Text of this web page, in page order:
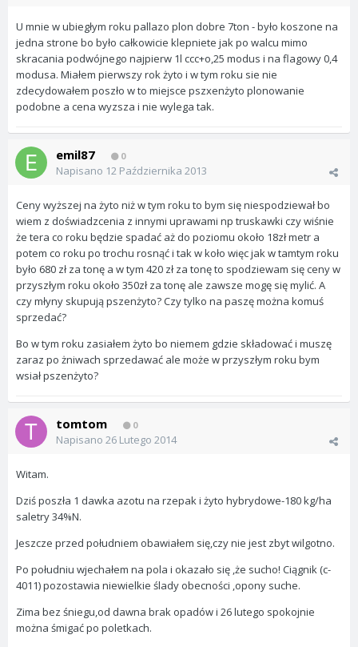
U mnie w ubiegłym roku pallazo plon dobre 7ton - było koszone na
jedna strone bo było całkowicie klepniete jak po walcu mimo
skracania podwójnego najpierw 1l ccc+o,25 modus i na flagowy 0,4
modusa. Miałem pierwszy rok żyto i w tym roku sie nie
zdecydowałem poszło w to miejsce pszxenżyto plonowanie
podobne a cena wyzsza i nie wylega tak.
emil87 0
Napisano 12 Października 2013
Ceny wyższej na żyto niż w tym roku to bym się niespodziewał bo
wiem z doświadzcenia z innymi uprawami np truskawki czy wiśnie
że tera co roku będzie spadać aż do poziomu około 18zł metr a
potem co roku po trochu rosnąć i tak w koło więc jak w tamtym roku
było 680 zł za tonę a w tym 420 zł za tonę to spodziewam się ceny w
przyszłym roku około 350zł za tonę ale zawsze mogę się mylić. A
czy młyny skupują pszenżyto? Czy tylko na paszę można komuś
sprzedać?
Bo w tym roku zasiałem żyto bo niemem gdzie składować i muszę
zaraz po żniwach sprzedawać ale może w przyszłym roku bym
wsiał pszenżyto?
tomtom 0
Napisano 26 Lutego 2014
Witam.
Dziś poszła 1 dawka azotu na rzepak i żyto hybrydowe-180 kg/ha
saletry 34%N.
Jeszcze przed południem obawiałem się,czy nie jest zbyt wilgotno.
Po południu wjechałem na pola i okazało się ,że sucho! Ciągnik (c-
4011) pozostawia niewielkie ślady obecności ,opony suche.
Zima bez śniegu,od dawna brak opadów i 26 lutego spokojnie
można śmigać po poletkach.